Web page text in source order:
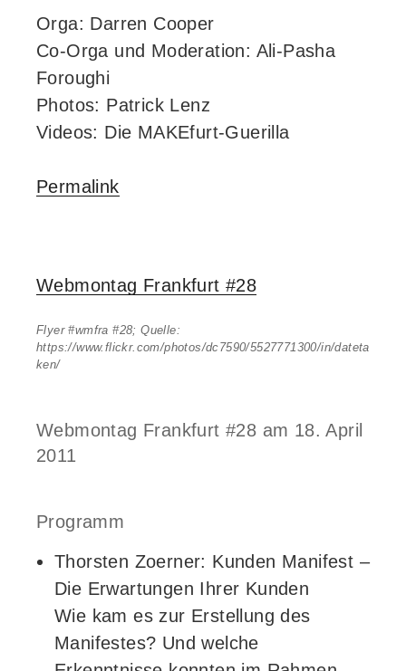
Orga: Darren Cooper
Co-Orga und Moderation: Ali-Pasha
Foroughi
Photos: Patrick Lenz
Videos: Die MAKEfurt-Guerilla
Permalink
Webmontag Frankfurt #28
Flyer #wmfra #28; Quelle:
https://www.flickr.com/photos/dc7590/5527771300/in/dateta
ken/
Webmontag Frankfurt #28 am 18. April
2011
Programm
Thorsten Zoerner: Kunden Manifest –
Die Erwartungen Ihrer Kunden
Wie kam es zur Erstellung des
Manifestes? Und welche